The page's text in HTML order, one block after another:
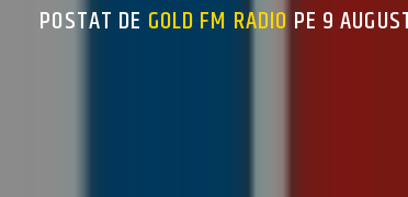
POSTAT DE GOLD FM RADIO PE 9